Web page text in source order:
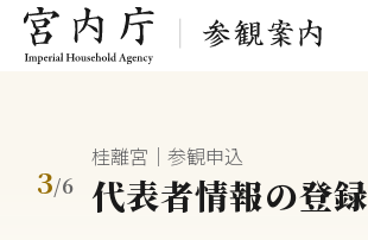
3/6
桂離宮｜参観申込
代表者情報の登録